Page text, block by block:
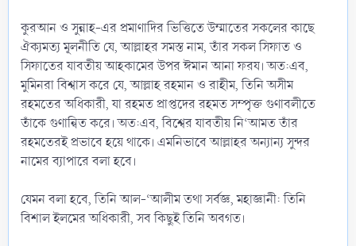
কুরআন ও সুন্নাহ-এর প্রমাণাদির ভিত্তিতে উম্মাতের সকলের কাছে
ঐক্যমত্য মূলনীতি যে, আল্লাহর সমস্ত নাম, তাঁর সকল সিফাত ও
সিফাতের যাবতীয় আহকামের উপর ঈমান আনা ফরয। অত:এব,
মুমিনরা বিশ্বাস করে যে, আল্লাহ রহমান ও রাহীম, তিনি অসীম
রহমতের অধিকারী, যা রহমত প্রাপ্তদের রহমত সম্পৃক্ত গুণাবলীতে
তাঁকে গুণান্বিত করে। অত:এব, বিশ্বের যাবতীয় নি‘আমত তাঁর
রহমতেরই প্রভাবে হয়ে থাকে। এমনিভাবে আল্লাহর অন্যান্য সুন্দর
নামের ব্যাপারে বলা হবে।
যেমন বলা হবে, তিনি আল-‘আলীম তথা সর্বজ্ঞ, মহাজ্ঞানী: তিনি
বিশাল ইলমের অধিকারী, সব কিছুই তিনি অবগত।